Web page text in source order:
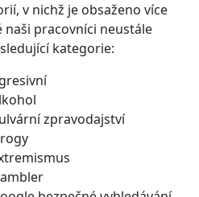
v nichž je obsaženo více
pracovníci neustále
kategorie:
zpravodajství